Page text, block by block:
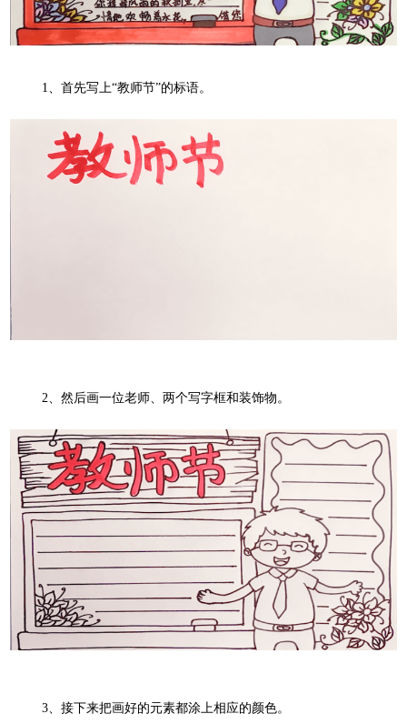
1、首先写上“教师节”的标语。
2、然后画一位老师、两个写字框和装饰物。
3、接下来把画好的元素都涂上相应的颜色。